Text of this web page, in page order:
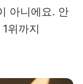
아니에요. 안
위까지